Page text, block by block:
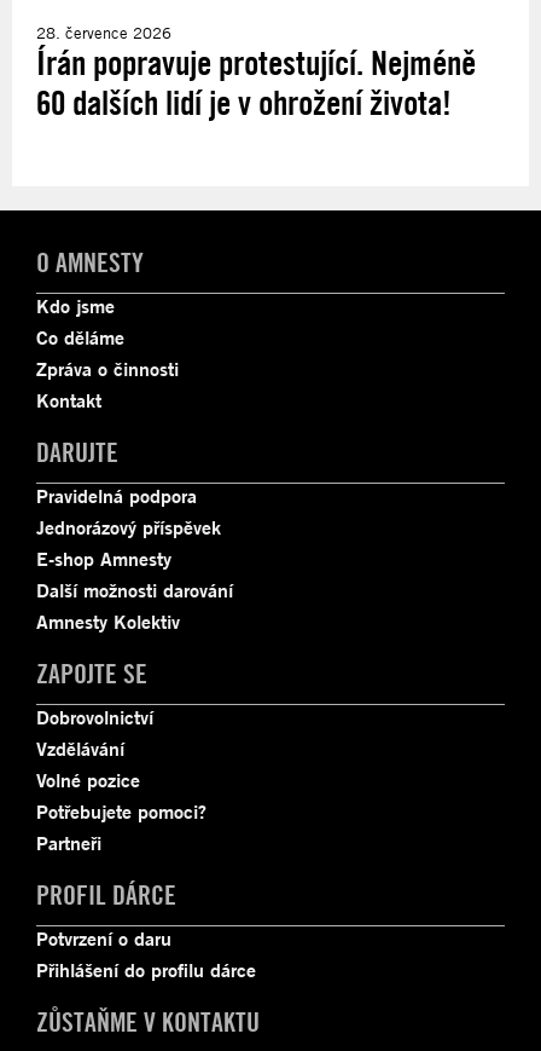
28. července 2026
Írán popravuje protestující. Nejméně
60 dalších lidí je v ohrožení života!
O AMNESTY
Kdo jsme
Co děláme
Zpráva o činnosti
Kontakt
DARUJTE
Pravidelná podpora
Jednorázový příspěvek
E-shop Amnesty
Další možnosti darování
Amnesty Kolektiv
ZAPOJTE SE
Dobrovolnictví
Vzdělávání
Volné pozice
Potřebujete pomoci?
Partneři
PROFIL DÁRCE
Potvrzení o daru
Přihlášení do profilu dárce
ZŮSTAŇME V KONTAKTU